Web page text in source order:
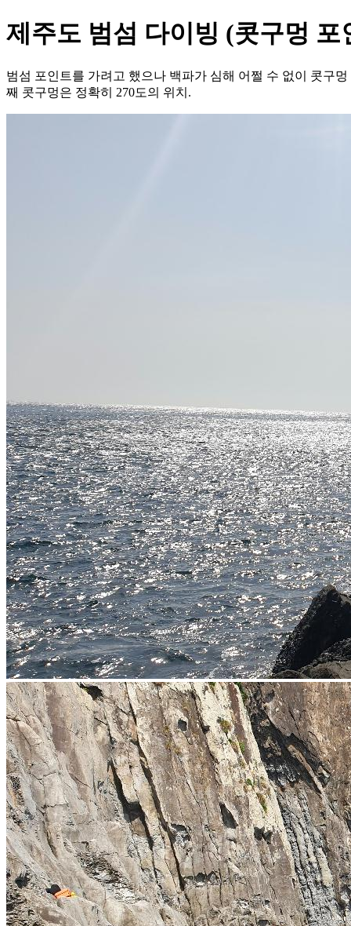
제주도 범섬 다이빙 (콧구멍 포
범섬 포인트를 가려고 했으나 백파가 심해 어쩔 수 없이 콧구
째 콧구멍은 정확히 270도의 위치.